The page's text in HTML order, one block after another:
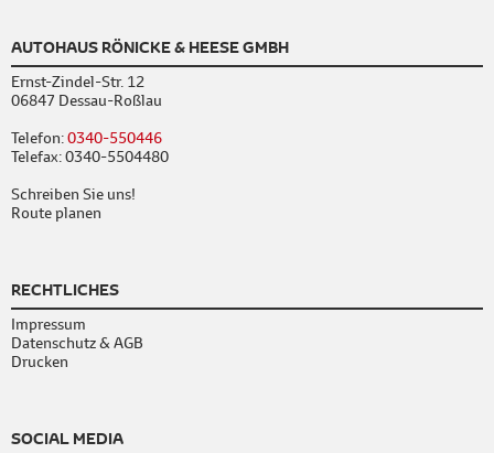
AUTOHAUS RÖNICKE & HEESE GMBH
Ernst-Zindel-Str. 12
06847 Dessau-Roßlau
Telefon:0340-550446
Telefax: 0340-5504480
Schreiben Sie uns!
Route planen
RECHTLICHES
Impressum
Datenschutz & AGB
Drucken
SOCIAL MEDIA